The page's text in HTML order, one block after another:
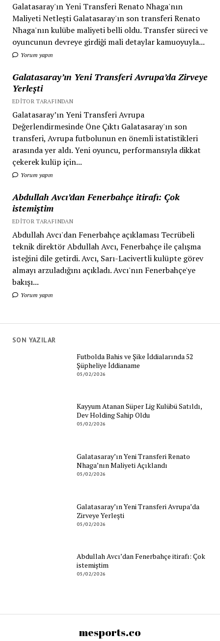
Galatasaray'ın Yeni Transferi Renato Nhaga'nın
Maliyeti Netleşti Galatasaray'ın son transferi Renato
Nhaga'nın kulübe maliyeti belli oldu. Transfer süreci ve
oyuncunun devreye girdiği mali detaylar kamuoyuyla...
Yorum yapın
Galatasaray’ın Yeni Transferi Avrupa’da Zirveye
Yerleşti
EDITOR TARAFINDAN
Galatasaray’ın Yeni Transferi Avrupa
Değerlendirmesinde Öne Çıktı Galatasaray'ın son
transferi, Avrupa futbolunun en önemli istatistikleri
arasında yer aldı. Yeni oyuncu, performansıyla dikkat
çekerek kulüp için...
Yorum yapın
Abdullah Avcı’dan Fenerbahçe itirafı: Çok
istemiştim
EDITOR TARAFINDAN
Abdullah Avcı'dan Fenerbahçe açıklaması Tecrübeli
teknik direktör Abdullah Avcı, Fenerbahçe ile çalışma
isteğini dile getirdi. Avcı, Sarı-Lacivertli kulüpte görev
almayı arzuladığını açıkladı. Avcı'nın Fenerbahçe'ye
bakışı...
Yorum yapın
SON YAZILAR
Futbolda Bahis ve Şike İddialarında 52
Şüpheliye İddianame
05/02/2026
Kayyum Atanan Süper Lig Kulübü Satıldı,
Dev Holding Sahip Oldu
05/02/2026
Galatasaray’ın Yeni Transferi Renato
Nhaga’nın Maliyeti Açıklandı
05/02/2026
Galatasaray’ın Yeni Transferi Avrupa’da
Zirveye Yerleşti
05/02/2026
Abdullah Avcı’dan Fenerbahçe itirafı: Çok
istemiştim
05/02/2026
mesports.co